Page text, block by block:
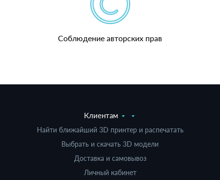
Соблюдение авторских прав
Клиентам
Найти ближайший 3D принтер и распечатать
Выбрать и скачать 3D модели
Доставка и самовывоз
Личный кабинет